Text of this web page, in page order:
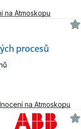
na Atmoskopu
procesů
na Atmoskopu